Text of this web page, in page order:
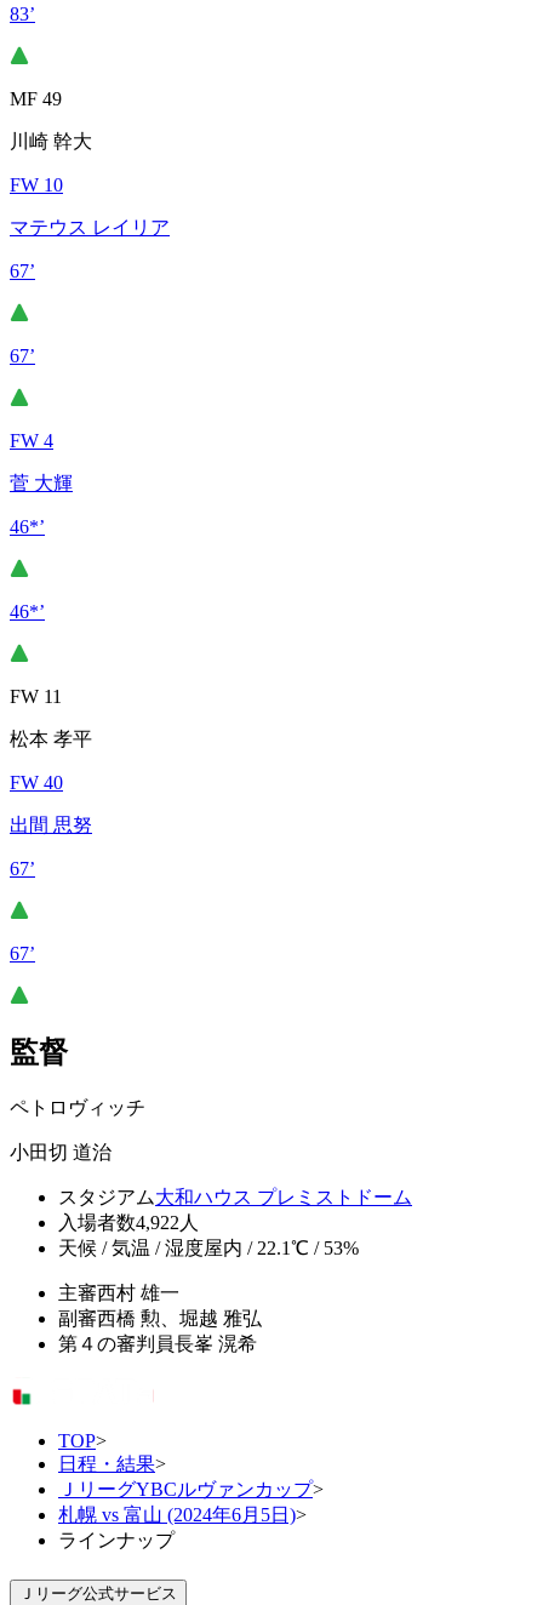
83’
MF 49
川崎 幹大
FW 10
マテウス レイリア
67’
67’
FW 4
菅 大輝
46*’
46*’
FW 11
松本 孝平
FW 40
出間 思努
67’
67’
監督
ペトロヴィッチ
小田切 道治
スタジアム大和ハウス プレミストドーム
入場者数4,922人
天候 / 気温 / 湿度屋内 / 22.1℃ / 53%
主審西村 雄一
副審西橋 勲、堀越 雅弘
第４の審判員長峯 滉希
TOP>
日程・結果>
ＪリーグYBCルヴァンカップ>
札幌 vs 富山 (2024年6月5日)>
ラインナップ
Ｊリーグ公式サービス